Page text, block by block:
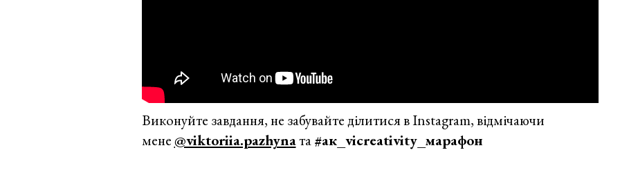
Виконуйте завдання, не забувайте ділитися в Instagram, відмічаючи
мене@viktoriia.pazhynaта#ак_vicreativity_марафон